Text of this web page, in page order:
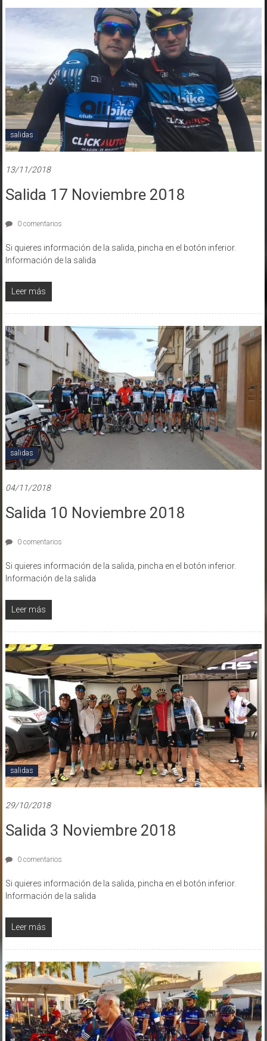
salidas
13/11/2018
Salida 17 Noviembre 2018
0 comentarios
Si quieres información de la salida, pincha en el botón inferior.
Información de la salida
Leer más
salidas
04/11/2018
Salida 10 Noviembre 2018
0 comentarios
Si quieres información de la salida, pincha en el botón inferior.
Información de la salida
Leer más
salidas
29/10/2018
Salida 3 Noviembre 2018
0 comentarios
Si quieres información de la salida, pincha en el botón inferior.
Información de la salida
Leer más